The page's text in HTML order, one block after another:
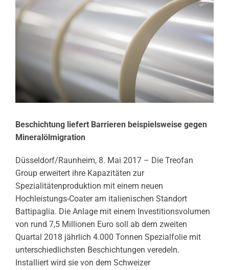
Beschichtung liefert Barrieren beispielsweise gegen
Mineralölmigration
Düsseldorf/Raunheim, 8. Mai 2017 – Die Treofan
Group erweitert ihre Kapazitäten zur
Spezialitätenproduktion mit einem neuen
Hochleistungs-Coater am italienischen Standort
Battipaglia. Die Anlage mit einem Investitionsvolumen
von rund 7,5 Millionen Euro soll ab dem zweiten
Quartal 2018 jährlich 4.000 Tonnen Spezialfolie mit
unterschiedlichsten Beschichtungen veredeln.
Installiert wird sie von dem Schweizer